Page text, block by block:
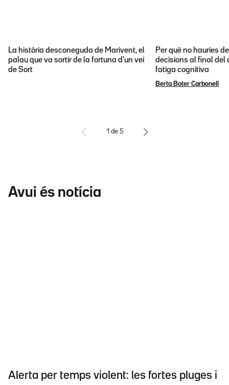
La història desconeguda de Marivent, el
palau que va sortir de la fortuna d'un veí
de Sort
Per què no hauries
decisions al final del
fatiga cognitiva
Berta Boter Carbonell
1 de 5
Avui és notícia
Alerta per temps violent: les fortes pluges i